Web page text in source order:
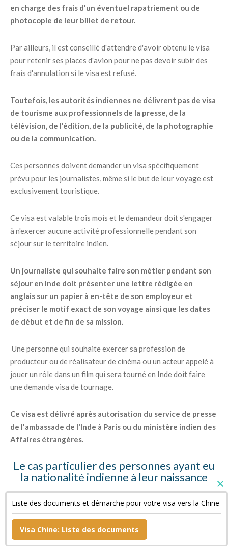
en charge des frais d'un éventuel rapatriement ou de
photocopie de leur billet de retour.
Par ailleurs, il est conseillé d'attendre d'avoir obtenu le visa
pour retenir ses places d'avion pour ne pas devoir subir des
frais d'annulation si le visa est refusé.
Toutefois, les autorités indiennes ne délivrent pas de visa
de tourisme aux professionnels de la presse, de la
télévision, de l'édition, de la publicité, de la photographie
ou de la communication.
Ces personnes doivent demander un visa spécifiquement
prévu pour les journalistes, même si le but de leur voyage est
exclusivement touristique.
Ce visa est valable trois mois et le demandeur doit s'engager
à n'exercer aucune activité professionnelle pendant son
séjour sur le territoire indien.
Un journaliste qui souhaite faire son métier pendant son
séjour en Inde doit présenter une lettre rédigée en
anglais sur un papier à en-tête de son employeur et
préciser le motif exact de son voyage ainsi que les dates
de début et de fin de sa mission.
Une personne qui souhaite exercer sa profession de
producteur ou de réalisateur de cinéma ou un acteur appelé à
jouer un rôle dans un film qui sera tourné en Inde doit faire
une demande visa de tournage.
Ce visa est délivré après autorisation du service de presse
de l'ambassade de l'Inde à Paris ou du ministère indien des
Affaires étrangères.
Le cas particulier des personnes ayant eu
la nationalité indienne à leur naissance
Ces personnes doivent fournir des copies de leur « Surrender
Certificate » et de leur passeport indien annulé ainsi qu'une
déclaration sur l'honneur.
Liste des documents et démarche pour votre visa vers la Chine
Visa Chine: Liste des documents